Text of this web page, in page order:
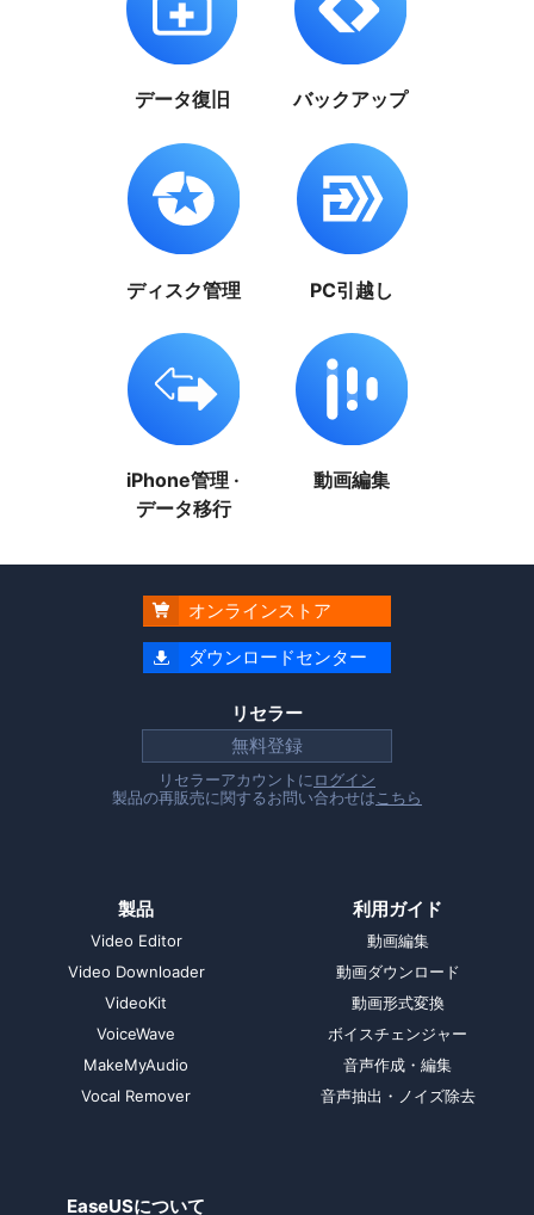
データ復旧 バックアップ
ディスク管理 PC引越し
iPhone管理 ·
データ移行
動画編集
 オンラインストア
 ダウンロードセンター
リセラー
無料登録
リセラーアカウントに ログイン
製品の再販売に関するお問い合わせは こちら
製品
Video Editor
Video Downloader
VideoKit
VoiceWave
MakeMyAudio
Vocal Remover
利用ガイド
動画編集
動画ダウンロード
動画形式変換
ボイスチェンジャー
音声作成・編集
音声抽出・ノイズ除去
EaseUSについて